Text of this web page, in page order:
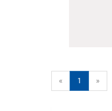
« 1 »